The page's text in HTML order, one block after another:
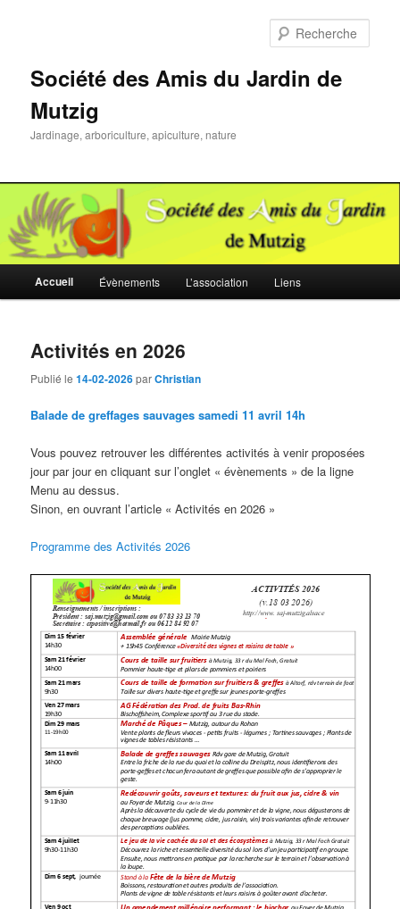
Société des Amis du Jardin de
Mutzig
Jardinage, arboriculture, apiculture, nature
Accueil Évènements L’association Liens
Activités en 2026
Publié le14-02-2026parChristian
Balade de greffages sauvages samedi 11 avril 14h
Vous pouvez retrouver les différentes activités à venir proposées
jour par jour en cliquant sur l’onglet « évènements » de la ligne
Menu au dessus.
Sinon, en ouvrant l’article « Activités en 2026 »
Programme des Activités 2026